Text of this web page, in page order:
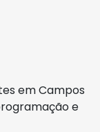
em Campos
e